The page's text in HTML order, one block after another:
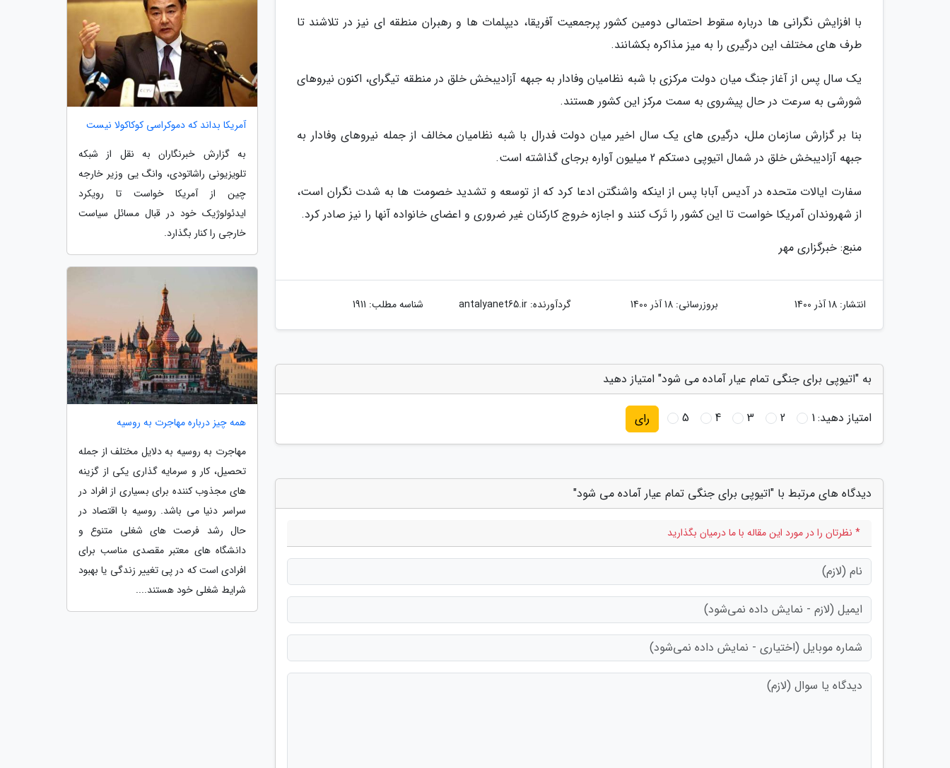
با افزایش نگرانی ها درباره سقوط احتمالی دومین کشور پرجمعیت آفریقا، دیپلمات ها و رهبران منطقه ای نیز در تلاشند تا
طرف های مختلف این درگیری را به میز مذاکره بکشانند.
یک سال پس از آغاز جنگ میان دولت مرکزی با شبه نظامیان وفادار به جبهه آزادیبخش خلق در منطقه تیگرای، اکنون نیروهای
شورشی به سرعت در حال پیشروی به سمت مرکز این کشور هستند.
بنا بر گزارش سازمان ملل، درگیری های یک سال اخیر میان دولت فدرال با شبه نظامیان مخالف از جمله نیروهای وفادار به
جبهه آزادیبخش خلق در شمال اتیوپی دستکم 2 میلیون آواره برجای گذاشته است.
سفارت ایالات متحده در آدیس آبابا پس از اینکه واشنگتن ادعا کرد که از توسعه و تشدید خصومت ها به شدت نگران است،
از شهروندان آمریکا خواست تا این کشور را تَرک کنند و اجازه خروج کارکنان غیر ضروری و اعضای خانواده آنها را نیز صادر کرد.
منبع: خبرگزاری مهر
انتشار: 18 آذر 1400 بروزرسانی: 18 آذر 1400 گردآورنده:antalyanet65.ir شناسه مطلب: 1911
به "اتیوپی برای جنگی تمام عیار آماده می شود" امتیاز دهید
امتیاز دهید:1
2
3
4
5 رای
دیدگاه های مرتبط با "اتیوپی برای جنگی تمام عیار آماده می شود"
* نظرتان را در مورد این مقاله با ما درمیان بگذارید
آمریکا بداند که دموکراسی کوکاکولا نیست
به گزارش خبرنگاران به نقل از شبکه
تلویزیونی راشاتودی، وانگ یی وزیر خارجه
چین از آمریکا خواست تا رویکرد
ایدئولوژیک خود در قبال مسائل سیاست
خارجی را کنار بگذارد.
همه چیز درباره مهاجرت به روسیه
مهاجرت به روسیه به دلایل مختلف از جمله
تحصیل، کار و سرمایه گذاری یکی از گزینه
های مجذوب کننده برای بسیاری از افراد در
سراسر دنیا می باشد. روسیه با اقتصاد در
حال رشد فرصت های شغلی متنوع و
دانشگاه های معتبر مقصدی مناسب برای
افرادی است که در پی تغییر زندگی یا بهبود
شرایط شغلی خود هستند....